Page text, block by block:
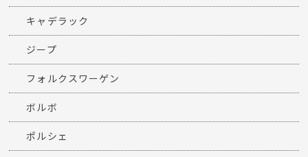
キャデラック
ジープ
フォルクスワーゲン
ボルボ
ポルシェ